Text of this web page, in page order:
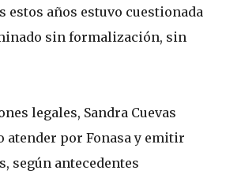
estos años estuvo cuestionada
sin formalización, sin
legales, Sandra Cuevas
por Fonasa y emitir
según antecedentes